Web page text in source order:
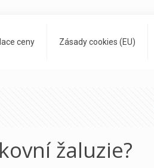
ceny Zásady cookies (EU)
žaluzie?